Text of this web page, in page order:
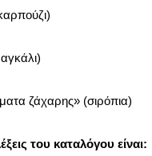
ζάχαρης» (σιρόπια)
του καταλόγου είναι: